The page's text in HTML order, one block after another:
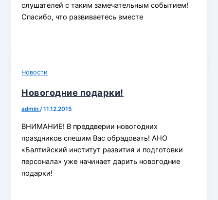
слушателей с таким замечательным событием!
Спасибо, что развиваетесь вместе
Новости
Новогодние подарки!
admin/11.12.2015
ВНИМАНИЕ! В преддверии новогодних
праздников спешим Вас обрадовать! АНО
«Балтийский институт развития и подготовки
персонала» уже начинает дарить новогодние
подарки!